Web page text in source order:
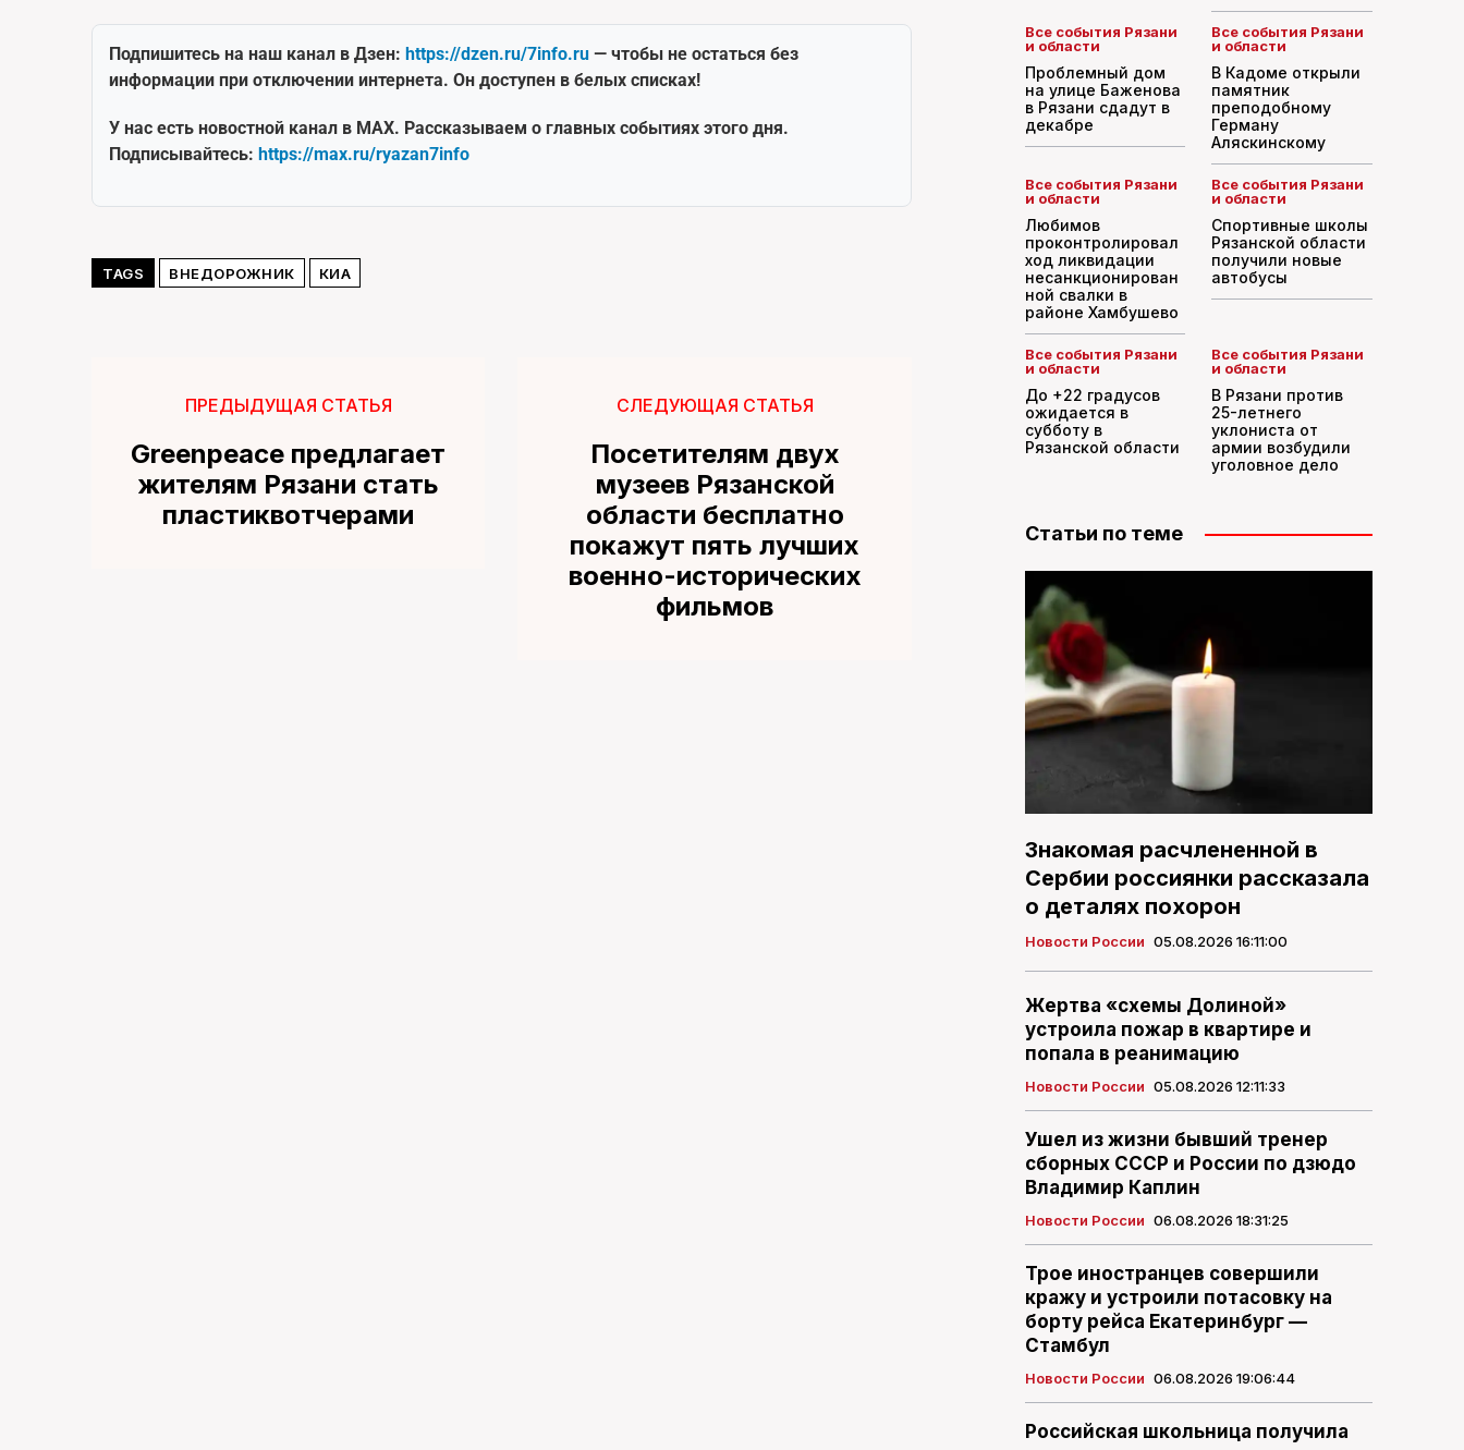
Подпишитесь на наш канал в Дзен: https://dzen.ru/7info.ru — чтобы не остаться без
информации при отключении интернета. Он доступен в белых списках!
У нас есть новостной канал в MAX. Рассказываем о главных событиях этого дня.
Подписывайтесь: https://max.ru/ryazan7info
TAGS ВНЕДОРОЖНИК КИА
ПРЕДЫДУЩАЯ СТАТЬЯ
Greenpeace предлагает
жителям Рязани стать
пластиквотчерами
СЛЕДУЮЩАЯ СТАТЬЯ
Посетителям двух
музеев Рязанской
области бесплатно
покажут пять лучших
военно-исторических
фильмов
Все события Рязани
и области
Проблемный дом
на улице Баженова
в Рязани сдадут в
декабре
Все события Рязани
и области
В Кадоме открыли
памятник
преподобному
Герману
Аляскинскому
Все события Рязани
и области
Любимов
проконтролировал
ход ликвидации
несанкционирован
ной свалки в
районе Хамбушево
Все события Рязани
и области
Спортивные школы
Рязанской области
получили новые
автобусы
Все события Рязани
и области
До +22 градусов
ожидается в
субботу в
Рязанской области
Все события Рязани
и области
В Рязани против
25-летнего
уклониста от
армии возбудили
уголовное дело
Статьи по теме
Знакомая расчлененной в
Сербии россиянки рассказала
о деталях похорон
Новости России 05.08.2026 16:11:00
Жертва «схемы Долиной»
устроила пожар в квартире и
попала в реанимацию
Новости России 05.08.2026 12:11:33
Ушел из жизни бывший тренер
сборных СССР и России по дзюдо
Владимир Каплин
Новости России 06.08.2026 18:31:25
Трое иностранцев совершили
кражу и устроили потасовку на
борту рейса Екатеринбург —
Стамбул
Новости России 06.08.2026 19:06:44
Российская школьница получила